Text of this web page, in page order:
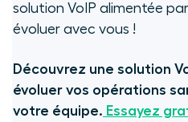
solution VoIP alimentée
évoluer avec vous !
Découvrez une solution
évoluer vos opérations
votre équipe. Essayez